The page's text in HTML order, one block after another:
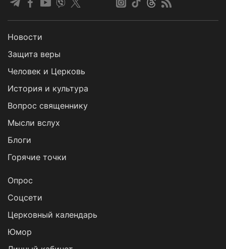
Новости
Защита веры
Человек и Церковь
История и культура
Вопрос священнику
Мысли вслух
Блоги
Горячие точки
Опрос
Cоцсети
Церковный календарь
Юмор